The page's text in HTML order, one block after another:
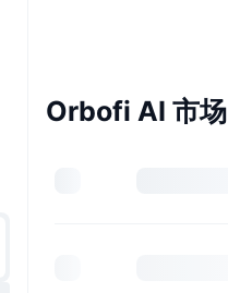
Orbofi AI 市场